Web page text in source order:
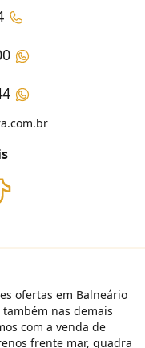
ofertas em Balneário
nas demais
com a venda de
frente mar, quadra